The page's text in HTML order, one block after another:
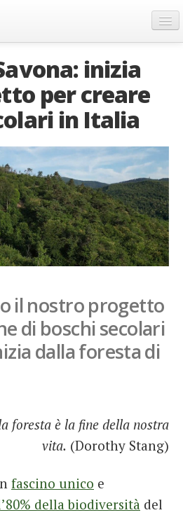
inizia
per creare
in Italia
il nostro progetto
di boschi secolari
dalla foresta di
foresta è la fine della nostra
vita. (Dorothy Stang)
fascino unico e
della biodiversità del